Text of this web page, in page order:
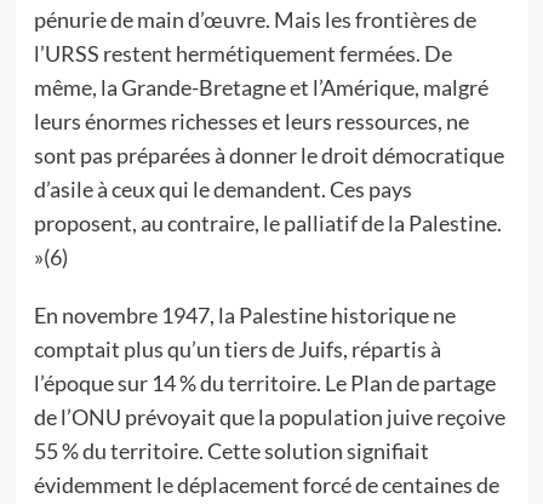
pénurie de main d’œuvre. Mais les frontières de
l’URSS restent hermétiquement fermées. De
même, la Grande-Bretagne et l’Amérique, malgré
leurs énormes richesses et leurs ressources, ne
sont pas préparées à donner le droit démocratique
d’asile à ceux qui le demandent. Ces pays
proposent, au contraire, le palliatif de la Palestine.
»(6)
En novembre 1947, la Palestine historique ne
comptait plus qu’un tiers de Juifs, répartis à
l’époque sur 14 % du territoire. Le Plan de partage
de l’ONU prévoyait que la population juive reçoive
55 % du territoire. Cette solution signifiait
évidemment le déplacement forcé de centaines de